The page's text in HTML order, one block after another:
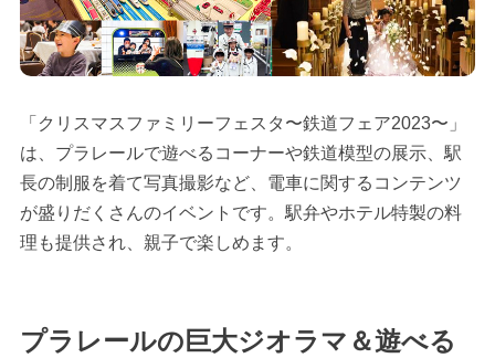
「クリスマスファミリーフェスタ〜鉄道フェア2023〜」
は、プラレールで遊べるコーナーや鉄道模型の展示、駅
長の制服を着て写真撮影など、電車に関するコンテンツ
が盛りだくさんのイベントです。駅弁やホテル特製の料
理も提供され、親子で楽しめます。
プラレールの巨大ジオラマ＆遊べる